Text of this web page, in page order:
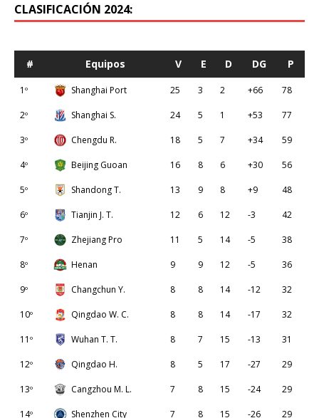
CLASIFICACIÓN 2024:
# Equipos V E D DG P
1º Shanghai Port 25 3 2 +66 78
2º Shanghai S. 24 5 1 +53 77
3º Chengdu R. 18 5 7 +34 59
4º Beijing Guoan 16 8 6 +30 56
5º Shandong T. 13 9 8 +9 48
6º Tianjin J. T. 12 6 12 -3 42
7º Zhejiang Pro 11 5 14 -5 38
8º Henan 9 9 12 -5 36
9º Changchun Y. 8 8 14 -12 32
10º Qingdao W. C. 8 8 14 -17 32
11º Wuhan T. T. 8 7 15 -13 31
12º Qingdao H. 8 5 17 -27 29
13º Cangzhou M. L. 7 8 15 -24 29
14º Shenzhen City 7 8 15 -26 29